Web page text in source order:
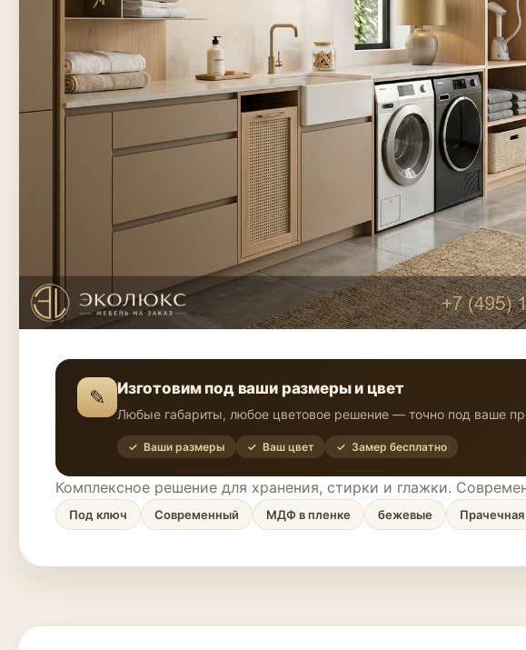
✎ Изготовим под ваши размеры и цвет
Любые габариты, любое цветовое решение — точно под ваше
✓ Ваши размеры ✓ Ваш цвет ✓ Замер бесплатно
Комплексное решение для хранения, стирки и глажки.
Под ключ Современный МДФ в пленке бежевые Прачечная